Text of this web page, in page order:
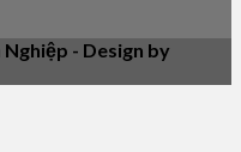
Nghiệp - Design by